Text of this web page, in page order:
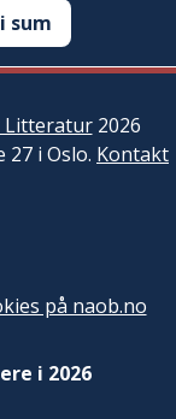
sum
Litteratur2026
i Oslo. Kontakt
på naob.no
i 2026